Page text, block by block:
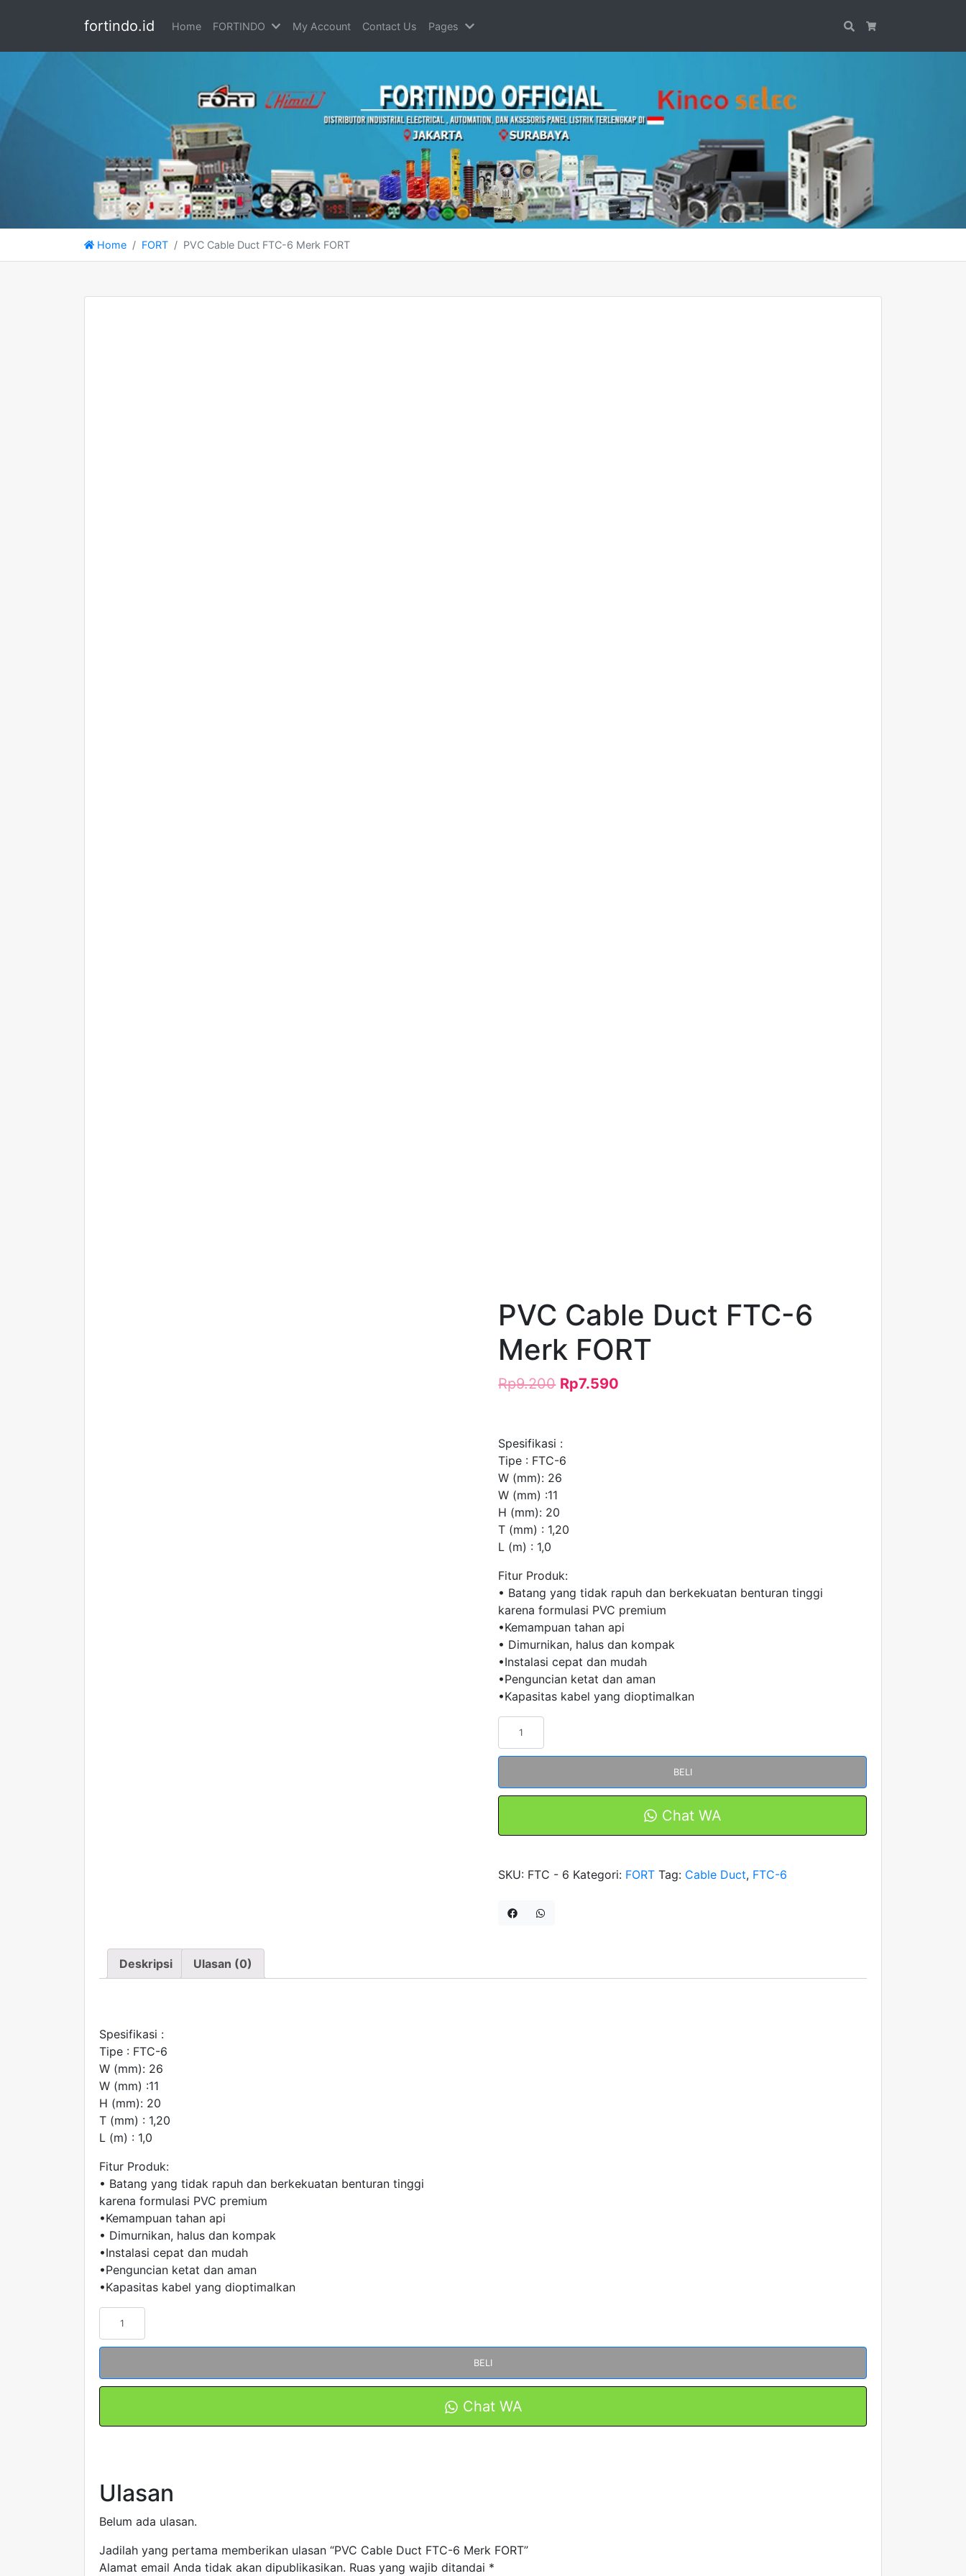
fortindo.id Home FORTINDO My Account Contact Us Pages Search
Home FORT PVC Cable Duct FTC-6 Merk FORT
PVC Cable Duct FTC-6
Merk FORT
Rp9.200 Rp7.590
Spesifikasi :
Tipe : FTC-6
W (mm): 26
W (mm) :11
H (mm): 20
T (mm) : 1,20
L (m) : 1,0
Fitur Produk:
• Batang yang tidak rapuh dan berkekuatan benturan tinggi
karena formulasi PVC premium
•Kemampuan tahan api
• Dimurnikan, halus dan kompak
•Instalasi cepat dan mudah
•Penguncian ketat dan aman
•Kapasitas kabel yang dioptimalkan
Cable
FTC-
BELI
Chat WA
SKU: FTC - 6 Kategori: FORT Tag: Cable Duct, FTC-6
Deskripsi Ulasan (0)
Spesifikasi :
Tipe : FTC-6
W (mm): 26
W (mm) :11
H (mm): 20
T (mm) : 1,20
L (m) : 1,0
Fitur Produk:
• Batang yang tidak rapuh dan berkekuatan benturan tinggi
karena formulasi PVC premium
•Kemampuan tahan api
• Dimurnikan, halus dan kompak
•Instalasi cepat dan mudah
•Penguncian ketat dan aman
•Kapasitas kabel yang dioptimalkan
Kuantitas
Cable
FTC-
BELI
Chat WA
Ulasan
Belum ada ulasan.
Jadilah yang pertama memberikan ulasan “PVC Cable Duct FTC-6 Merk FORT”
Alamat email Anda tidak akan dipublikasikan. Ruas yang wajib ditandai *